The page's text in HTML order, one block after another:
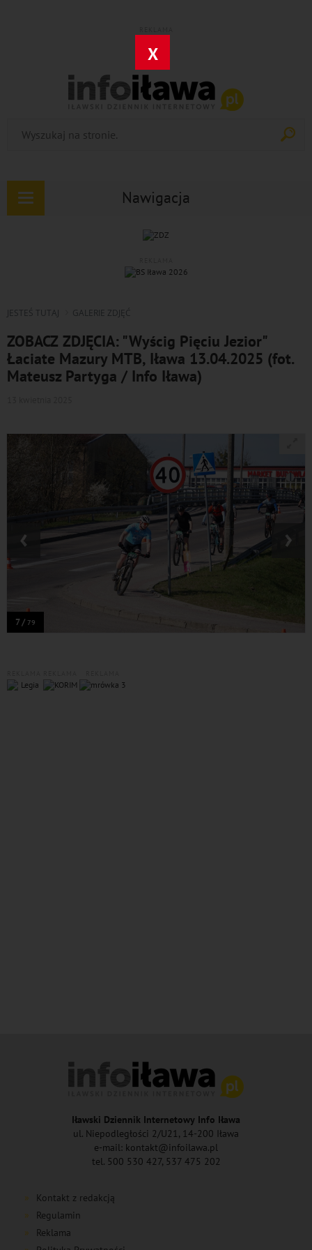
X
Nawigacja
Rozwiń
JESTEŚ TUTAJ GALERIE ZDJĘĆ
ZOBACZ ZDJĘCIA: "Wyścig Pięciu Jezior"
Łaciate Mazury MTB, Iława 13.04.2025 (fot.
Mateusz Partyga / Info Iława)
7 / 79
‹ ›
Iławski Dziennik Internetowy Info Iława
ul. Niepodległości 2/U21, 14-200 Iława
e-mail: kontakt@infoilawa.pl
tel. 500 530 427, 537 475 202
Kontakt z redakcją
Regulamin
Reklama